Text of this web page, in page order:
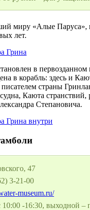
миру «Алые
лет.
в первозданном
в корабль: здесь и
страны
Каюта
Степановича.
47
3-21-00
museum.ru/
10:00 -16:30, выходной –